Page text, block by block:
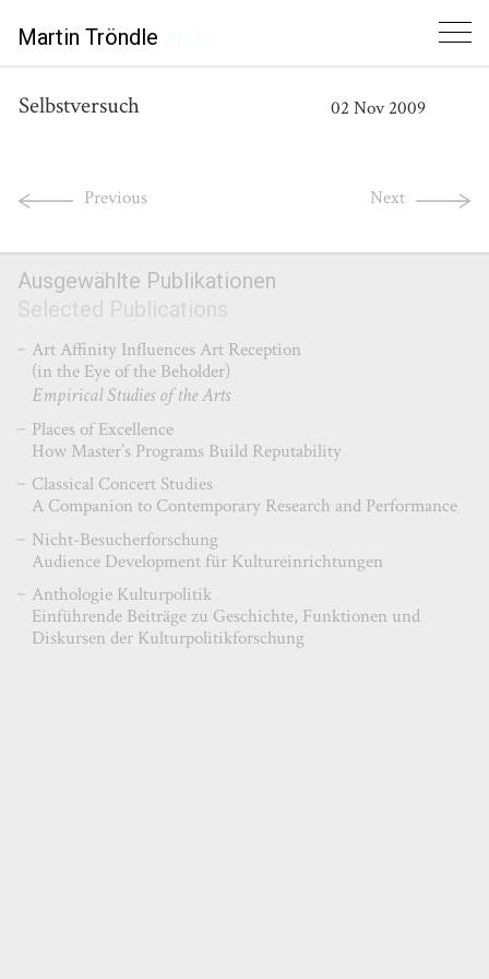
Martin Tröndle
Selbstversuch 02 Nov 2009
Previous Next
Ausgewählte Publikationen
Art Affinity Influences Art Reception
(in the Eye of the Beholder)
Empirical Studies of the Arts
Places of Excellence
How Master’s Programs Build Reputability
Classical Concert Studies
A Companion to Contemporary Research and Performance
Nicht-Besucherforschung
Audience Development für Kultureinrichtungen
Anthologie Kulturpolitik
Einführende Beiträge zu Geschichte, Funktionen und
Diskursen der Kulturpolitikforschung